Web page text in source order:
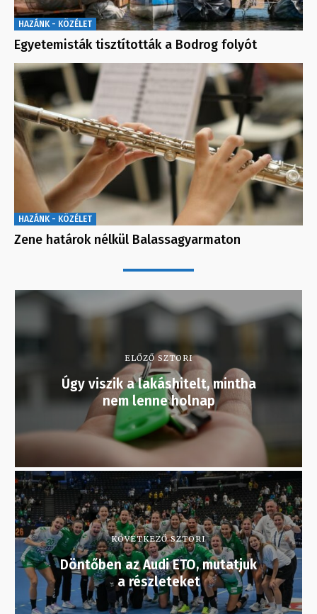
HAZÁNK - KÖZÉLET
Egyetemisták tisztították a Bodrog folyót
HAZÁNK - KÖZÉLET
Zene határok nélkül Balassagyarmaton
ELŐZŐ SZTORI
Úgy viszik a lakáshitelt, mintha
nem lenne holnap
KÖVETKEZŐ SZTORI
Döntőben az Audi ETO, mutatjuk
a részleteket